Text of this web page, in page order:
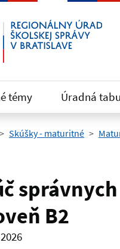
témy Úradná
Skúšky - maturitné
B2